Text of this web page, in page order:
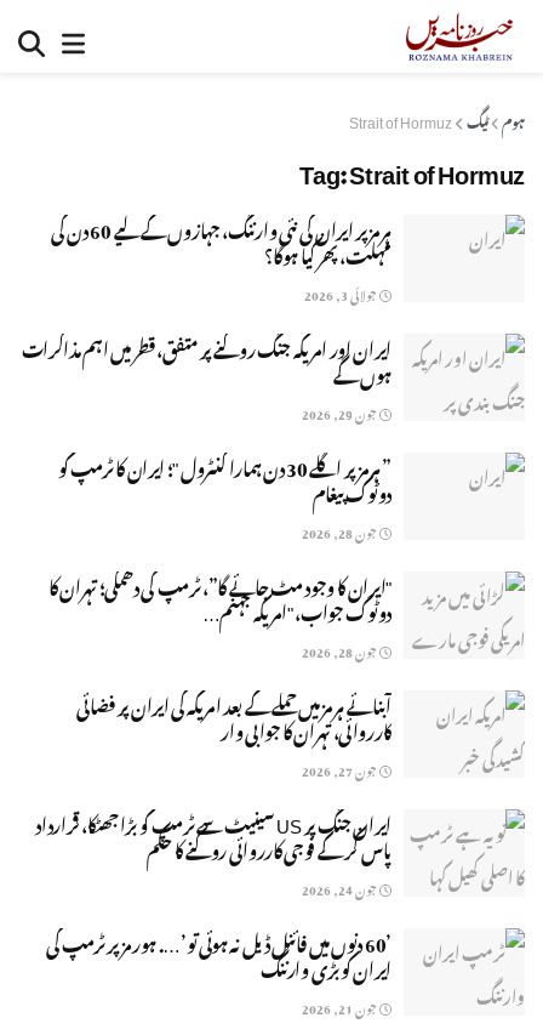
ہوم ٹیگ Strait of Hormuz
Tag:Strait of Hormuz
ہرمز پر ایران کی نئی وارننگ، جہازوں کے لیے 60 دن کی
مہلت، پھر کیا ہوگا؟
جولائی 3, 2026
ایران اور امریکہ جنگ روکنے پر متفق، قطر میں اہم مذاکرات
ہوں گے
جون 29, 2026
” ہرمز پر اگلے 30 دن ہمارا کنٹرول "؛ ایران کا ٹرمپ کو
دوٹوک پیغام
جون 28, 2026
"ایران کا وجود مٹ جائے گا”، ٹرمپ کی دھمکی؛ تہران کا
دوٹوک جواب، "امریکہ جہنم…
جون 28, 2026
آبنائے ہرمز میں حملے کے بعد امریکہ کی ایران پر فضائی
کارروائی، تہران کا جوابی وار
جون 27, 2026
ایران جنگ پر US سینیٹ سے ٹرمپ کو بڑا جھٹکا، قرارداد
پاس کر کے فوجی کارروائی روکنے کا حکم
جون 24, 2026
’60 دنوں میں فائنل ڈیل نہ ہوئی تو’…. ہورمز پر ٹرمپ کی
ایران کو بڑی وارننگ
جون 21, 2026